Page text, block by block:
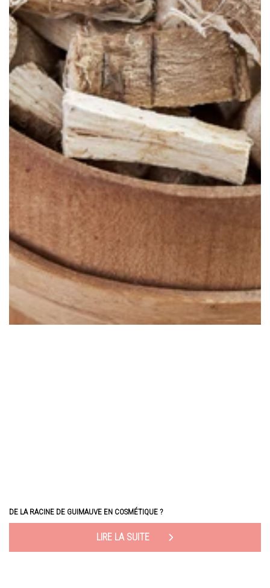
DE LA RACINE DE GUIMAUVE EN COSMÉTIQUE ?
LIRE LA SUITE